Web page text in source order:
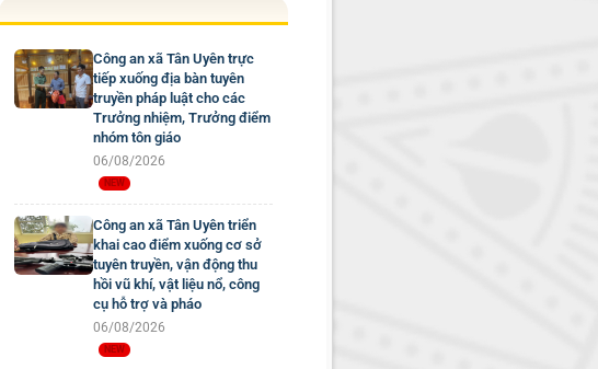
Công an xã Tân Uyên trực
tiếp xuống địa bàn tuyên
truyền pháp luật cho các
Trưởng nhiệm, Trưởng điểm
nhóm tôn giáo
06/08/2026
Công an xã Tân Uyên triển
khai cao điểm xuống cơ sở
tuyên truyền, vận động thu
hồi vũ khí, vật liệu nổ, công
cụ hỗ trợ và pháo
06/08/2026